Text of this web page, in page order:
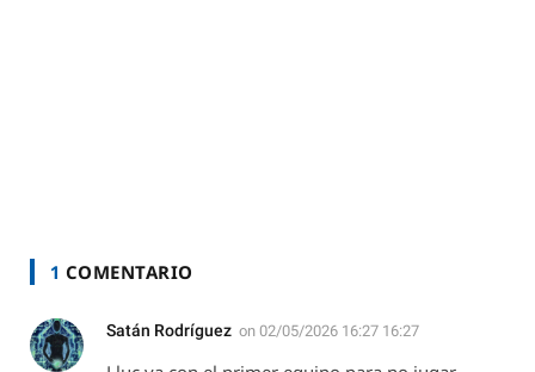
1 COMENTARIO
Satán Rodríguez on 02/05/2026 16:27 16:27